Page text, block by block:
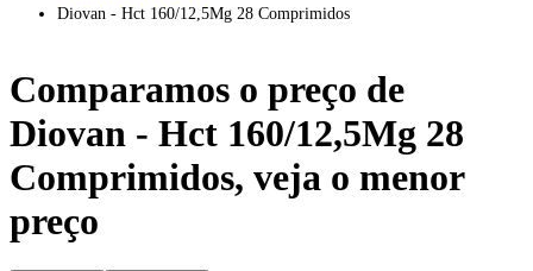
Diovan - Hct 160/12,5Mg 28 Comprimidos
Comparamos o preço de
Diovan - Hct 160/12,5Mg 28
Comprimidos, veja o menor
preço